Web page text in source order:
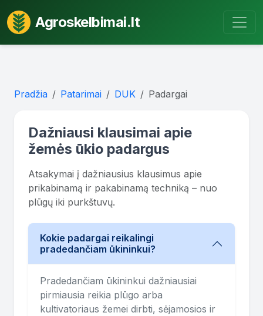
Agroskelbimai.lt
Pradžia Patarimai DUK Padargai
Dažniausi klausimai apie
žemės ūkio padargus
Atsakymai į dažniausius klausimus apie
prikabinamą ir pakabinamą techniką – nuo
plūgų iki purkštuvų.
Kokie padargai reikalingi
pradedančiam ūkininkui?
Pradedančiam ūkininkui dažniausiai
pirmiausia reikia plūgo arba
kultivatoriaus žemei dirbti, sėjamosios ir